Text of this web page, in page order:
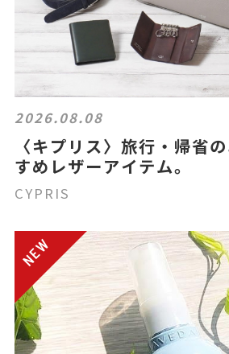
2026.08.08
〈キプリス〉旅行・帰省
すめレザーアイテム。
CYPRIS